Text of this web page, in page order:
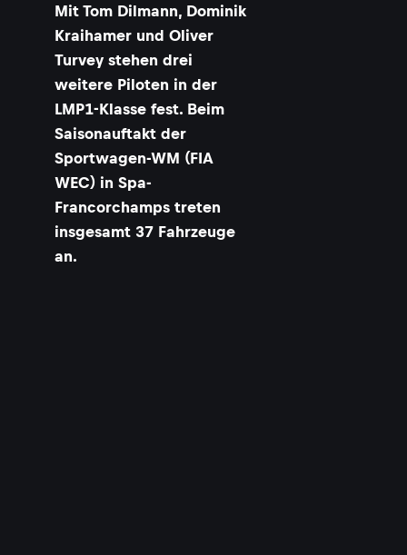
Mit Tom Dilmann, Dominik
Kraihamer und Oliver
Turvey stehen drei
weitere Piloten in der
LMP1-Klasse fest. Beim
Saisonauftakt der
Sportwagen-WM (FIA
WEC) in Spa-
Francorchamps treten
insgesamt 37 Fahrzeuge
an.